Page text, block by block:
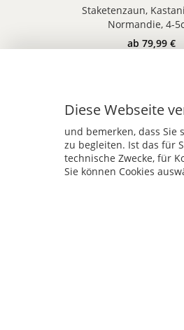
Staketenzaun,
Normandie, 4-
Lattenabstand
ab 79,99 €
Diese Webseite
und bemerken, dass
zu begleiten. Ist das für
technische Zwecke, für
Sie können Cookies